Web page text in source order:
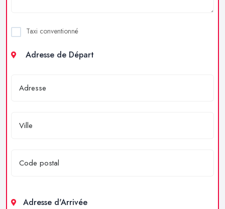
Taxi conventionné
Adresse de Départ
Adresse d'Arrivée